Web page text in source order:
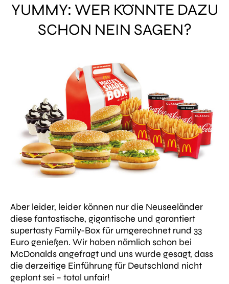
YUMMY: WER KÖNNTE DAZU
SCHON NEIN SAGEN?
Aber leider, leider können nur die Neuseeländer
diese fantastische, gigantische und garantiert
supertasty Family-Box für umgerechnet rund 33
Euro genießen. Wir haben nämlich schon bei
McDonalds angefragt und uns wurde gesagt, dass
die derzeitige Einführung für Deutschland nicht
geplant sei – total unfair!